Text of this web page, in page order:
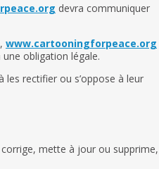
devra communiquer
www.cartooningforpeace.org
obligation légale.
les rectifier ou s’oppose à leur
corrige, mette à jour ou supprime,